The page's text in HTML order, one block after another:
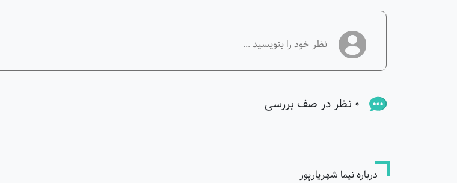
0 نظر در صف بررسی
درباره نیما شهریارپور